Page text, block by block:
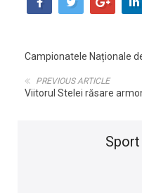
Campionatele Naționale
PREVIOUS ARTICLE
Viitorul Stelei răsare